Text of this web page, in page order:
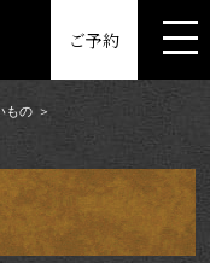
ご予約
もの